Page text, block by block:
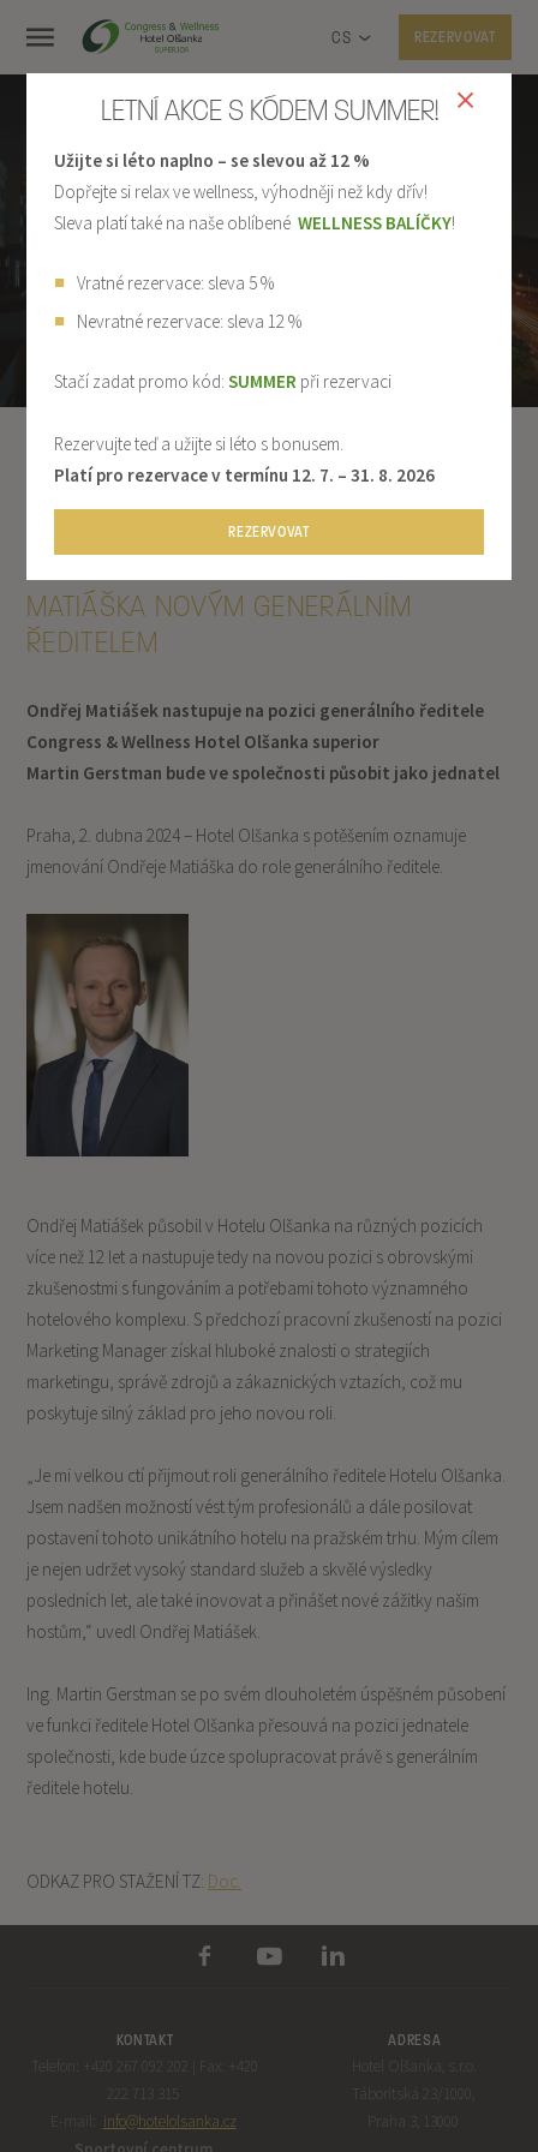
CS REZERVOVAT
TZ: HOTEL OLŠANKA
JMENUJE ONDŘEJE
GENERÁLNÍM ŘEDITELEM
Blog
TZ: Hotel Olšanka jmenuje Ondřeje Matiáška novým generálním
MATIÁŠKA NOVÝM GENERÁLNÍM
ŘEDITELEM
Ondřej Matiášek nastupuje na pozici generálního ředitele
Congress & Wellness Hotel Olšanka superior
Martin Gerstman bude ve společnosti působit jako jednatel
Praha, 2. dubna 2024 – Hotel Olšanka s potěšením oznamuje
jmenování Ondřeje Matiáška do role generálního ředitele.
Ondřej Matiášek působil v Hotelu Olšanka na různých pozicích
více než 12 let a nastupuje tedy na novou pozici s obrovskými
zkušenostmi s fungováním a potřebami tohoto významného
hotelového komplexu. S předchozí pracovní zkušeností na pozici
Marketing Manager získal hluboké znalosti o strategiích
marketingu, správě zdrojů a zákaznických vztazích, což mu
poskytuje silný základ pro jeho novou roli.
„Je mi velkou ctí přijmout roli generálního ředitele Hotelu Olšanka.
Jsem nadšen možností vést tým profesionálů a dále posilovat
postavení tohoto unikátního hotelu na pražském trhu. Mým cílem
je nejen udržet vysoký standard služeb a skvělé výsledky
posledních let, ale také inovovat a přinášet nové zážitky našim
hostům,“ uvedl Ondřej Matiášek.
Ing. Martin Gerstman se po svém dlouholetém úspěšném působení
ve funkci ředitele Hotel Olšanka přesouvá na pozici jednatele
společnosti, kde bude úzce spolupracovat právě s generálním
ředitele hotelu.
ODKAZ PRO STAŽENÍ TZ: Doc.
KONTAKT
Telefon: +420 267 092 202 | Fax: +420
222 713 315
E-mail: info@hotelolsanka.cz
ADRESA
Hotel Olšanka, s.r.o.
Táboritská 23/1000,
Praha 3, 13000
LETNÍ AKCE S KÓDEM SUMMER!
Užijte si léto naplno – se slevou až 12 %
Dopřejte si relax ve wellness, výhodněji než kdy dřív!
Sleva platí také na naše oblíbené WELLNESS BALÍČKY!
Vratné rezervace: sleva 5 %
Nevratné rezervace: sleva 12 %
Stačí zadat promo kód:SUMMER při rezervaci
Rezervujte teď a užijte si léto s bonusem.
Platí pro rezervace v termínu 12. 7. – 31. 8. 2026
REZERVOVAT